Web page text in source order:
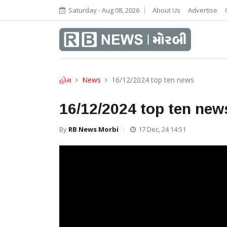
Saturday - Aug 08, 2026 About Us Advertise
હોમ News 16/12/2024 top ten news
16/12/2024 top ten
By RB News Morbi 17 Dec, 24 14:51